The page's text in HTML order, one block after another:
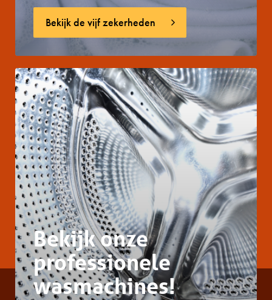
Bekijk de vijf zekerheden
Bekijk onze
professionele
wasmachines!